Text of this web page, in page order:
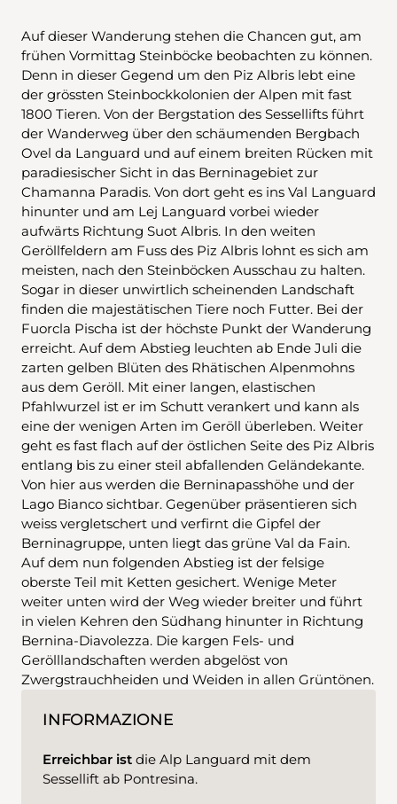
Auf dieser Wanderung stehen die Chancen gut, am
frühen Vormittag Steinböcke beobachten zu können.
Denn in dieser Gegend um den Piz Albris lebt eine
der grössten Steinbockkolonien der Alpen mit fast
1800 Tieren. Von der Bergstation des Sessellifts führt
der Wanderweg über den schäumenden Bergbach
Ovel da Languard und auf einem breiten Rücken mit
paradiesischer Sicht in das Berninagebiet zur
Chamanna Paradis. Von dort geht es ins Val Languard
hinunter und am Lej Languard vorbei wieder
aufwärts Richtung Suot Albris. In den weiten
Geröllfeldern am Fuss des Piz Albris lohnt es sich am
meisten, nach den Steinböcken Ausschau zu halten.
Sogar in dieser unwirtlich scheinenden Landschaft
finden die majestätischen Tiere noch Futter. Bei der
Fuorcla Pischa ist der höchste Punkt der Wanderung
erreicht. Auf dem Abstieg leuchten ab Ende Juli die
zarten gelben Blüten des Rhätischen Alpenmohns
aus dem Geröll. Mit einer langen, elastischen
Pfahlwurzel ist er im Schutt verankert und kann als
eine der wenigen Arten im Geröll überleben. Weiter
geht es fast flach auf der östlichen Seite des Piz Albris
entlang bis zu einer steil abfallenden Geländekante.
Von hier aus werden die Berninapasshöhe und der
Lago Bianco sichtbar. Gegenüber präsentieren sich
weiss vergletschert und verfirnt die Gipfel der
Berninagruppe, unten liegt das grüne Val da Fain.
Auf dem nun folgenden Abstieg ist der felsige
oberste Teil mit Ketten gesichert. Wenige Meter
weiter unten wird der Weg wieder breiter und führt
in vielen Kehren den Südhang hinunter in Richtung
Bernina-Diavolezza. Die kargen Fels- und
Gerölllandschaften werden abgelöst von
Zwergstrauchheiden und Weiden in allen Grüntönen.
INFORMAZIONE
Erreichbar ist die Alp Languard mit dem
Sessellift ab Pontresina.